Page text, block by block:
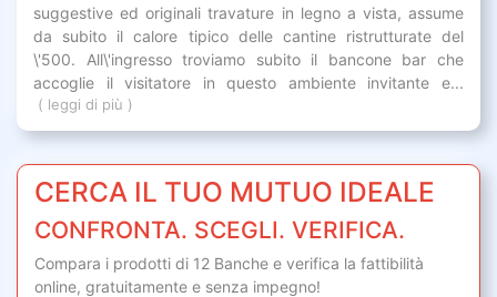
suggestive ed originali travature in legno a vista, assume
da subito il calore tipico delle cantine ristrutturate del
\'500. All\'ingresso troviamo subito il bancone bar che
accoglie il visitatore in questo ambiente invitante e...
( leggi di più )
CERCA IL TUO MUTUO IDEALE
CONFRONTA. SCEGLI. VERIFICA.
Compara i prodotti di 12 Banche e verifica la fattibilità
online, gratuitamente e senza impegno!